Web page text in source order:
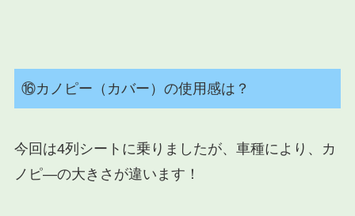
⑯カノピー（カバー）の使用感は？
今回は4列シートに乗りましたが、車種により、カ
ノピ―の大きさが違います！